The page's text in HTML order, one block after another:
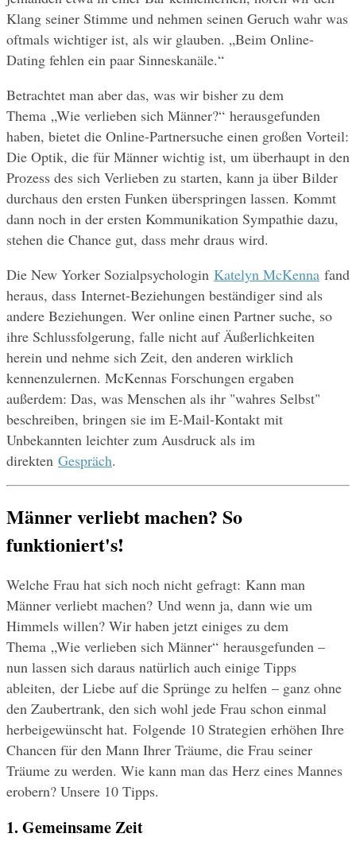
Klang seiner Stimme und nehmen seinen Geruch wahr was
oftmals wichtiger ist, als wir glauben. „Beim Online-
Dating fehlen ein paar Sinneskanäle.“
Betrachtet man aber das, was wir bisher zu dem
Thema „Wie verlieben sich Männer?“ herausgefunden
haben, bietet die Online-Partnersuche einen großen Vorteil:
Die Optik, die für Männer wichtig ist, um überhaupt in den
Prozess des sich Verlieben zu starten, kann ja über Bilder
durchaus den ersten Funken überspringen lassen. Kommt
dann noch in der ersten Kommunikation Sympathie dazu,
stehen die Chance gut, dass mehr draus wird.
Die New Yorker Sozialpsychologin Katelyn McKenna fand
heraus, dass Internet-Beziehungen beständiger sind als
andere Beziehungen. Wer online einen Partner suche, so
ihre Schlussfolgerung, falle nicht auf Äußerlichkeiten
herein und nehme sich Zeit, den anderen wirklich
kennenzulernen. McKennas Forschungen ergaben
außerdem: Das, was Menschen als ihr "wahres Selbst"
beschreiben, bringen sie im E-Mail-Kontakt mit
Unbekannten leichter zum Ausdruck als im
direkten Gespräch.
Männer verliebt machen? So
funktioniert's!
Welche Frau hat sich noch nicht gefragt: Kann man
Männer verliebt machen? Und wenn ja, dann wie um
Himmels willen? Wir haben jetzt einiges zu dem
Thema „Wie verlieben sich Männer“ herausgefunden –
nun lassen sich daraus natürlich auch einige Tipps
ableiten, der Liebe auf die Sprünge zu helfen – ganz ohne
den Zaubertrank, den sich wohl jede Frau schon einmal
herbeigewünscht hat. Folgende 10 Strategien erhöhen Ihre
Chancen für den Mann Ihrer Träume, die Frau seiner
Träume zu werden. Wie kann man das Herz eines Mannes
erobern? Unsere 10 Tipps.
1. Gemeinsame Zeit